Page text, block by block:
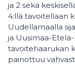
ja 2 sekä
4:llä tavoitellaan
Uudellamaalla
ja Uusimaa-
tavoitehaarukan
painottuu